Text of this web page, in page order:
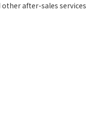
after-sales services